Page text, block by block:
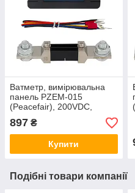
Ватметр, вимірювальна
панель PZEM-015
(Peacefair), 200VDC,
200A-FL
897 ₴
Купити
Подібні товари компанії